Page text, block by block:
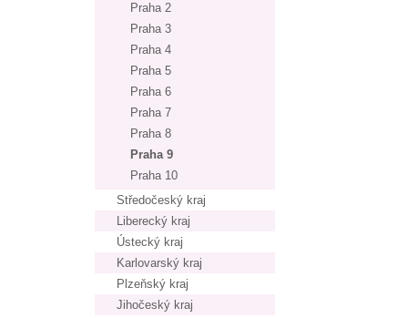
Praha 2
Praha 3
Praha 4
Praha 5
Praha 6
Praha 7
Praha 8
Praha 9
Praha 10
Středočeský kraj
Liberecký kraj
Ústecký kraj
Karlovarský kraj
Plzeňský kraj
Jihočeský kraj